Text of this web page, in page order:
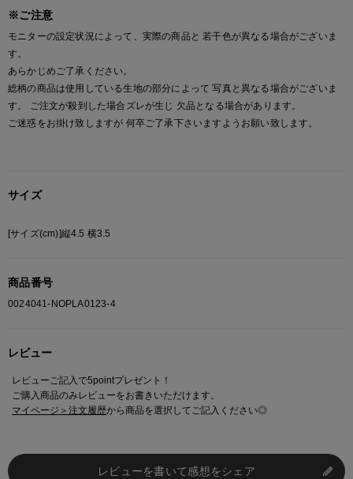
※ご注意
モニターの設定状況によって、実際の商品と 若干色が異なる場合がございま
す。
あらかじめご了承ください。
総柄の商品は使用している生地の部分によって 写真と異なる場合がございま
す。 ご注文が殺到した場合ズレが生じ 欠品となる場合があります。
ご迷惑をお掛け致しますが 何卒ご了承下さいますようお願い致します。
サイズ
[サイズ(cm)]縦4.5 横3.5
商品番号
0024041-NOPLA0123-4
レビュー
レビューご記入で5pointプレゼント！
ご購入商品のみレビューをお書きいただけます。
マイページ＞注文履歴から商品を選択してご記入ください◎
レビューを書いて感想をシェア